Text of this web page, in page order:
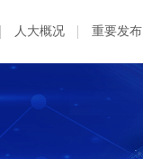
人大概况 重要发布